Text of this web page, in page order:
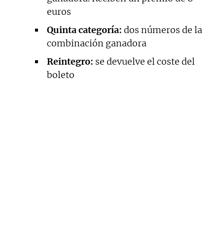
euros
Quinta categoría: dos números de la
combinación ganadora
Reintegro: se devuelve el coste del
boleto